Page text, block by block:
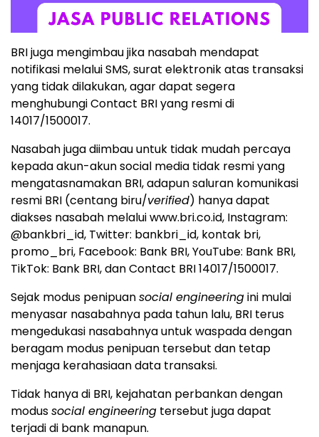
BRI juga mengimbau jika nasabah mendapat
notifikasi melalui SMS, surat elektronik atas transaksi
yang tidak dilakukan, agar dapat segera
menghubungi Contact BRI yang resmi di
14017/1500017.
Nasabah juga diimbau untuk tidak mudah percaya
kepada akun-akun social media tidak resmi yang
mengatasnamakan BRI, adapun saluran komunikasi
resmi BRI (centang biru/verified) hanya dapat
diakses nasabah melalui www.bri.co.id, Instagram:
@bankbri_id, Twitter: bankbri_id, kontak bri,
promo_bri, Facebook: Bank BRI, YouTube: Bank BRI,
TikTok: Bank BRI, dan Contact BRI 14017/1500017.
Sejak modus penipuansocial engineeringini mulai
menyasar nasabahnya pada tahun lalu, BRI terus
mengedukasi nasabahnya untuk waspada dengan
beragam modus penipuan tersebut dan tetap
menjaga kerahasiaan data transaksi.
Tidak hanya di BRI, kejahatan perbankan dengan
modussocial engineering tersebut juga dapat
terjadi di bank manapun.